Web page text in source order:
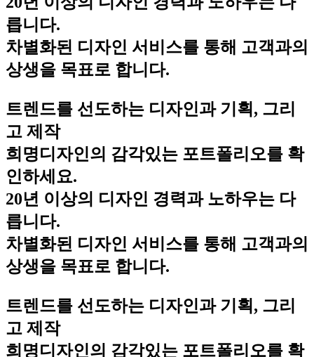
릅니다.
차별화된 디자인 서비스를 통해 고객과의
상생을 목표로 합니다.
트렌드를 선도하는 디자인과 기획, 그리
고 제작
희명디자인의 감각있는 포트폴리오를 확
인하세요.
20년 이상의 디자인 경력과 노하우는 다
릅니다.
차별화된 디자인 서비스를 통해 고객과의
상생을 목표로 합니다.
트렌드를 선도하는 디자인과 기획, 그리
고 제작
희명디자인의 감각있는 포트폴리오를 확